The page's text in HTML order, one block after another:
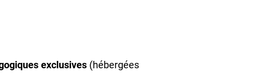
exclusives (hébergées